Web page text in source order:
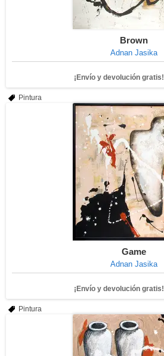
Brown
Adnan Jasika
¡Envío y devolución gratis!
Pintura
Game
Adnan Jasika
¡Envío y devolución gratis!
Pintura